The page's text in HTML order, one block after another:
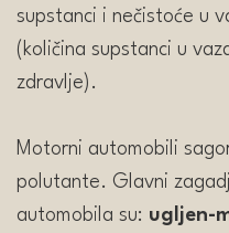
supstanci i nečistoće u
(količina supstanci u
zdravlje).
Motorni automobili
polutante. Glavni
automobila su: ugljen-